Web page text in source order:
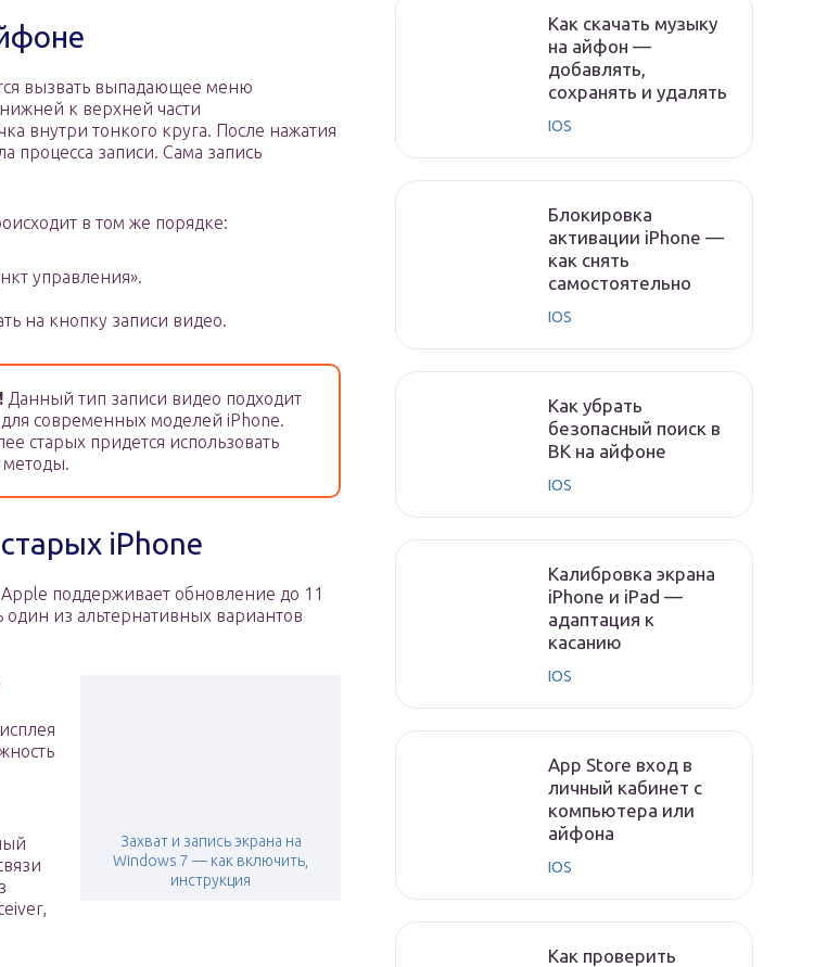
вызвать выпадающее меню
к верхней части
внутри тонкого круга. После нажатия
процесса записи. Сама запись
в том же порядке:
управления».
на кнопку записи видео.
Данный тип записи видео подходит
для современных моделей iPhone.
старых придется использовать
методы.
iPhone
поддерживает обновление до 11
один из альтернативных вариантов
Захват и запись экрана на
Windows 7 — как включить,
инструкция
Как скачать музыку
на айфон —
добавлять,
сохранять и удалять
IOS
Блокировка
активации iPhone —
как снять
самостоятельно
IOS
Как убрать
безопасный поиск в
ВК на айфоне
IOS
Калибровка экрана
iPhone и iPad —
адаптация к
касанию
IOS
App Store вход в
личный кабинет с
компьютера или
айфона
IOS
Как проверить